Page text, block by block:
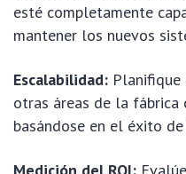
esté completamente
mantener los nuevos
Escalabilidad:
otras áreas de la fábrica
basándose en el éxito